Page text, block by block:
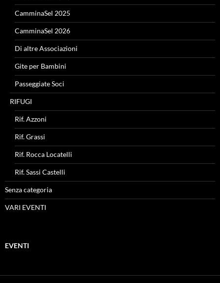
CamminaSel 2025
CamminaSel 2026
Di altre Associazioni
Gite per Bambini
Passeggiate Soci
RIFUGI
Rif. Azzoni
Rif. Grassi
Rif. Rocca Locatelli
Rif. Sassi Castelli
Senza categoria
VARI EVENTI
EVENTI